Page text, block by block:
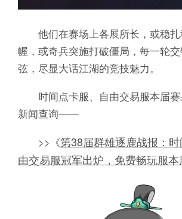
他们在赛场上各展所长，或稳扎
幄，或奇兵突施打破僵局，每一轮
弦，尽显大话江湖的竞技魅力。
时间点卡服、自由交易服本届赛
新闻查询——
>>《第38届群雄逐鹿战报：
由交易服冠军出炉，免费畅玩服本